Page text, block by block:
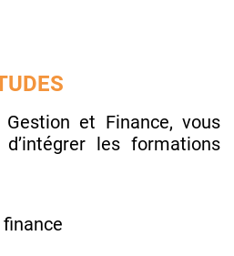
et Finance, vous
les formations